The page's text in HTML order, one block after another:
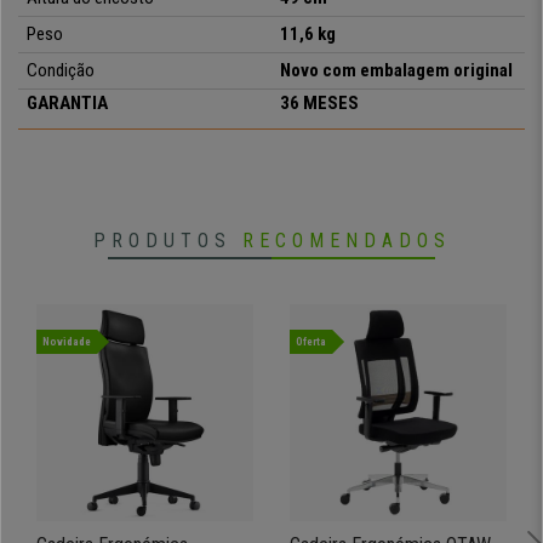
Assento com ajuste de altura
• Pele sintética de fácil cuidado
•Design exclusivo e elegante
Peso
11,6 kg
Condição
Novo com embalagem original
GARANTIA
36 MESES
PRODUTOS RECOMENDADOS
Novidade Oferta